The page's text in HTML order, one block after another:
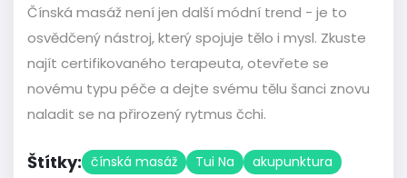
Čínská masáž není jen další módní trend - je to
osvědčený nástroj, který spojuje tělo i mysl. Zkuste
najít certifikovaného terapeuta, otevřete se
novému typu péče a dejte svému tělu šanci znovu
naladit se na přirozený rytmus čchi.
Štítky: čínská masáž Tui Na
akupunktura